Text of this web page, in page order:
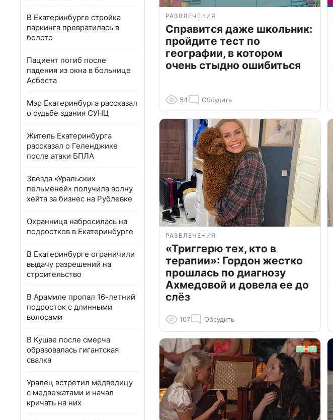
В Екатеринбурге стройка
паркинга превратилась в
болото
Пациент погиб после
падения из окна в больнице
Асбеста
Мэр Екатеринбурга рассказал
о судьбе здания СУНЦ
Житель Екатеринбурга
рассказал о Геленджике
после атаки БПЛА
Звезда «Уральских
пельменей» получила волну
хейта за бизнес на Рублевке
Охранница набросилась на
подростков в Екатеринбурге
В Екатеринбурге ограничили
выдачу разрешений на
строительство
В Арамиле пропал 16-летний
подросток с длинными
волосами
В Кушве после смерча
образовалась гигантская
свалка
Уралец встретил медведицу
с медвежатами и начал
кричать на них
РАЗВЛЕЧЕНИЯ
Справится даже школьник:
пройдите тест по
географии, в котором
очень стыдно ошибиться
54 Обсудить
РАЗВЛЕЧЕНИЯ
«Триггерю тех, кто в
терапии»: Гордон жестко
прошлась по диагнозу
Ахмедовой и довела ее до
слёз
107 Обсудить